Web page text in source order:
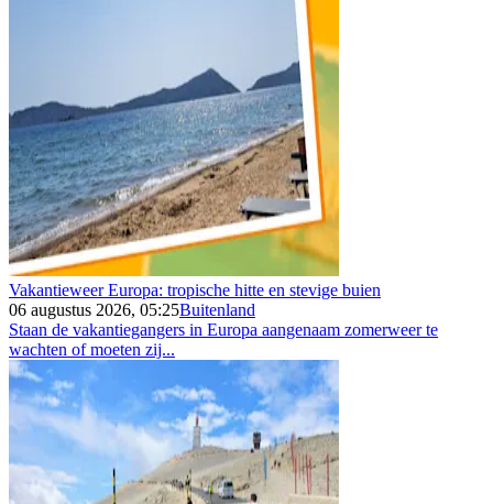
Vakantieweer Europa: tropische hitte en stevige buien
06 augustus 2026, 05:25Buitenland
Staan de vakantiegangers in Europa aangenaam zomerweer te
wachten of moeten zij...